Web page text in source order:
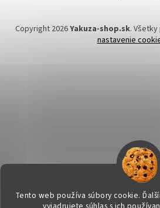
Tento web používa súbory cookie.
Copyright 2026Yakuza-shop.sk. Všetky
nastavenie